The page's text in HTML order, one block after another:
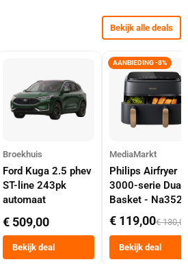
Bekijk alle deals
Broekhuis
Ford Kuga 2.5 phev
ST-line 243pk
automaat
€ 509,00
Bekijk deal
AANBIEDING -8%
MediaMarkt
Philips Airfryer
3000-serie Dual
Basket -
Dubbele Mand 9
Tot 6 Personen
Heteluchtfriteuse
Zwart
€ 119,00€ 130,00
Bekijk deal